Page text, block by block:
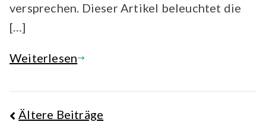
versprechen. Dieser Artikel beleuchtet die
[…]
Weiterlesen
Beitragsnavigation
Ältere Beiträge